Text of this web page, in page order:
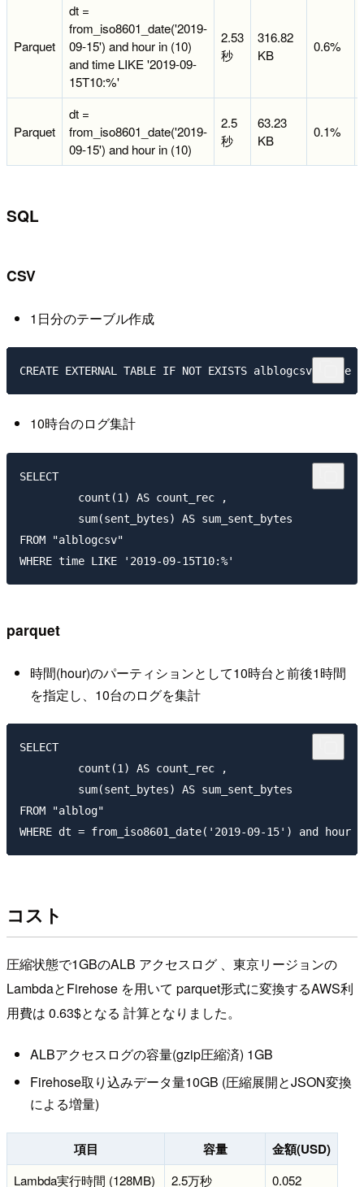
Parquet
dt =
from_iso8601_date('2019-
09-15') and hour in (10)
and time LIKE '2019-09-
15T10:%'
2.53
秒
316.82
KB
0.6%
Parquet
dt =
from_iso8601_date('2019-
09-15') and hour in (10)
2.5
秒
63.23
KB
0.1%
SQL
CSV
1日分のテーブル作成
10時台のログ集計
SELECT
         count(1) AS count_rec ,
         sum(sent_bytes) AS sum_sent_bytes
FROM "alblogcsv"
parquet
時間(hour)のパーティションとして10時台と前後1時間
を指定し、10台のログを集計
SELECT
         count(1) AS count_rec ,
         sum(sent_bytes) AS sum_sent_bytes
FROM "alblog"
コスト
圧縮状態で1GBのALB アクセスログ 、東京リージョンの
LambdaとFirehose を用いて parquet形式に変換するAWS利
用費は 0.63$となる 計算となりました。
ALBアクセスログの容量(gzip圧縮済) 1GB
Firehose取り込みデータ量10GB (圧縮展開とJSON変換
による増量)
項目 容量 金額(USD)
Lambda実行時間 (128MB) 2.5万秒 0.052